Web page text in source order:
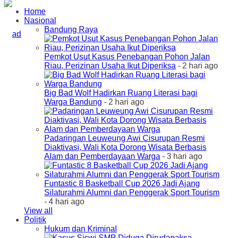
Home
Nasional
Bandung Raya
Pemkot Usut Kasus Penebangan Pohon Jalan
Riau, Perizinan Usaha Ikut Diperiksa - 2 hari ago
Big Bad Wolf Hadirkan Ruang Literasi bagi
Warga Bandung - 2 hari ago
Padaringan Leuweung Awi Cisurupan Resmi
Diaktivasi, Wali Kota Dorong Wisata Berbasis
Alam dan Pemberdayaan Warga - 3 hari ago
Funtastic 8 Basketball Cup 2026 Jadi Ajang
Silaturahmi Alumni dan Penggerak Sport Tourism
- 4 hari ago
View all
Politik
Hukum dan Kriminal